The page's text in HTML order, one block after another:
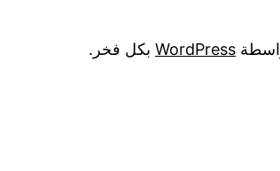
WordPress بكل فخر.